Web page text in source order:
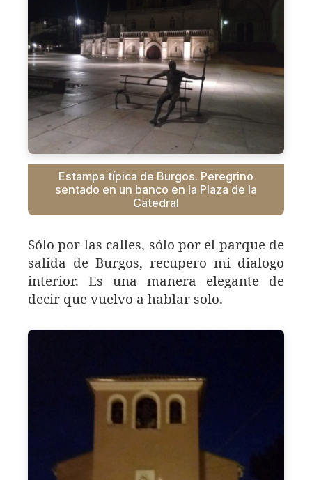
Estampa típica de Burgos. Peregrino
sentado en un banco en la Plaza de la
Catedral
Sólo por las calles, sólo por el parque de
salida de Burgos, recupero mi dialogo
interior. Es una manera elegante de
decir que vuelvo a hablar solo.